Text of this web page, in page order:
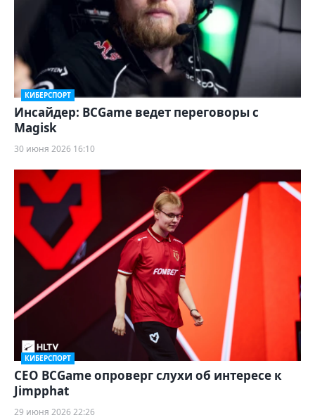
КИБЕРСПОРТ
Инсайдер: BCGame ведет переговоры с
Magisk
30 июня 2026 16:10
КИБЕРСПОРТ
CEO BCGame опроверг слухи об интересе к
Jimpphat
29 июня 2026 22:26